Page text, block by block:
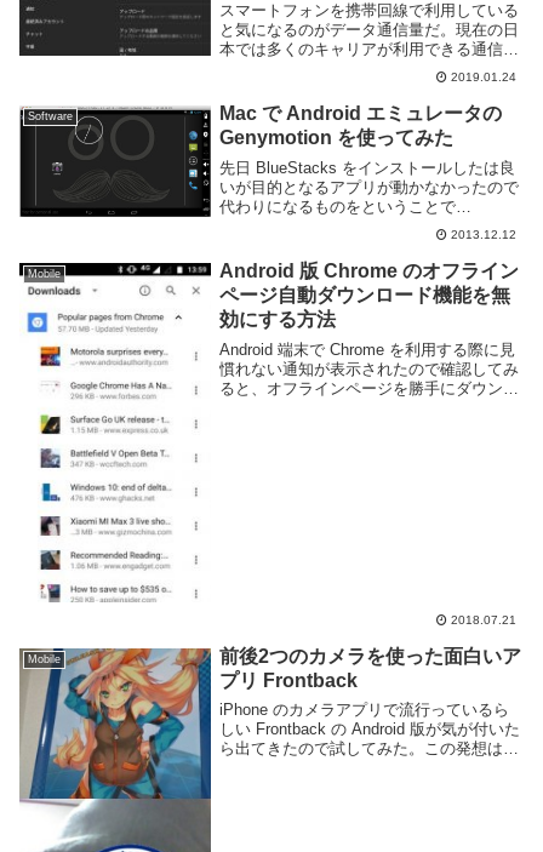
スマートフォンを携帯回線で利用している
と気になるのがデータ通信量だ。現在の日
本では多くのキャリアが利用できる通信量
に応じて変化する料金プランを採用してい
るため、現在どのくらいデータ通信を行っ
たかという情報は通信費を節約する上で重
要な要素とな...
2019.01.24
Software
Mac で Android エミュレータの
Genymotion を使ってみた
先日 BlueStacks をインストールしたは良
いが目的となるアプリが動かなかったので
代わりになるものをということで
Genymotion を試す事にした。こっちは
Virtualbox で動く Android エミュレーター
のようです。...
2013.12.12
Mobile
Android 版 Chrome のオフライン
ページ自動ダウンロード機能を無
効にする方法
Android 端末で Chrome を利用する際に見
慣れない通知が表示されたので確認してみ
ると、オフラインページを勝手にダウンロ
2018.07.21
Mobile
前後2つのカメラを使った面白いア
プリ Frontback
iPhone のカメラアプリで流行っているら
しい Frontback の Android 版が気が付いた
ら出てきたので試してみた。この発想は無